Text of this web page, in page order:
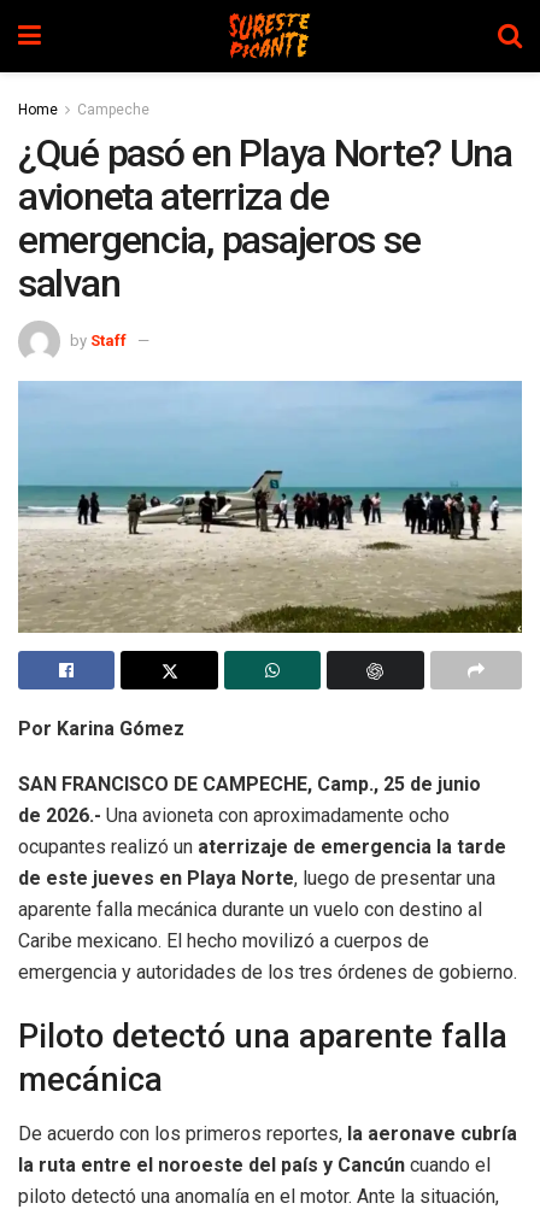
Home Campeche
¿Qué pasó en Playa Norte? Una
avioneta aterriza de
emergencia, pasajeros se
salvan
by Staff
Por Karina Gómez
SAN FRANCISCO DE CAMPECHE, Camp., 25 de junio
de 2026.- Una avioneta con aproximadamente ocho
ocupantes realizó un aterrizaje de emergencia la tarde
de este jueves en Playa Norte, luego de presentar una
aparente falla mecánica durante un vuelo con destino al
Caribe mexicano. El hecho movilizó a cuerpos de
emergencia y autoridades de los tres órdenes de gobierno.
Piloto detectó una aparente falla
mecánica
De acuerdo con los primeros reportes, la aeronave cubría
la ruta entre el noroeste del país y Cancún cuando el
piloto detectó una anomalía en el motor. Ante la situación,